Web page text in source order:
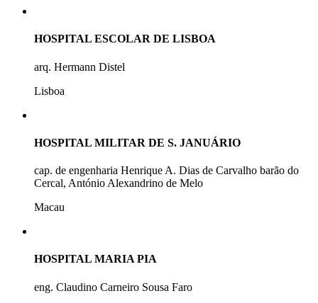
HOSPITAL ESCOLAR DE LISBOA
arq. Hermann Distel
Lisboa
HOSPITAL MILITAR DE S. JANUÁRIO
cap. de engenharia Henrique A. Dias de Carvalho barão do
Cercal, António Alexandrino de Melo
Macau
HOSPITAL MARIA PIA
eng. Claudino Carneiro Sousa Faro